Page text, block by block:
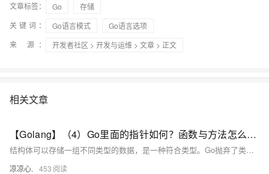
文章标签： Go
存储
关键词：
Go语言模式
Go语言选项
来 源：
开发者社区 > 开发与运维 > 文章 > 正文
相关文章
【Golang】（4）Go里面的指针如何？函数与方法怎么不一样？带你了解Go不同于其他高级语言的语法
结构体可以存储一组不同类型的数据，是一种符合类型。Go抛弃了类与继承，同时也抛弃了构造方法，刻意弱化了面向对象的功能，Go并非是一个传统OOP的语言，但是Go依旧有着OOP的影子，通过结构体和方法也可以模拟出一个类。
凉凉心. 453